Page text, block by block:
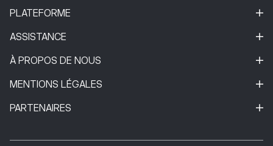
PLATEFORME
ASSISTANCE
À PROPOS DE NOUS
MENTIONS LÉGALES
PARTENAIRES